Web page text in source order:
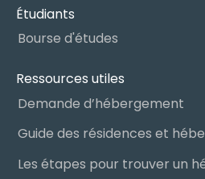
Étudiants
Bourse d'études
Ressources utiles
Demande d’hébergement
Guide des résidences et